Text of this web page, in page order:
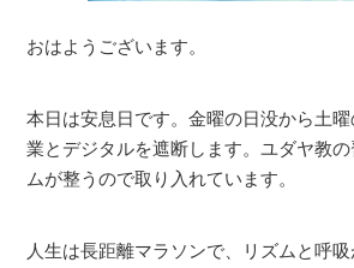
おはようございます。
本日は安息日です。金曜の日没から土
業とデジタルを遮断します。ユダヤ教
ムが整うので取り入れています。
人生は長距離マラソンで、リズムと呼吸